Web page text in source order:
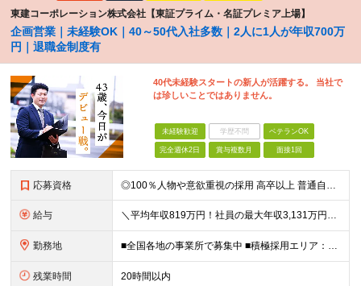
東建コーポレーション株式会社【東証プライム・名証プレミア上場】
企画営業｜未経験OK｜40～50代入社多数｜2人に1人が年収700万
円｜退職金制度有
40代未経験スタートの新人が活躍する。 当社で
は珍しいことではありません。
未経験歓迎 学歴不問 ベテランOK
完全週休2日 賞与複数月 面接1回
応募資格 ◎100％人物や意欲重視の採用 高卒以上 普通自動車第一種運転免許取得者（AT限定可） ★職歴は全く問いません！ 前向きにコツコツと向き合える方であれば結果がついてくるお仕事です。 現職・無職、正社
給与 ＼平均年収819万円！社員の最大年収3,131万円／ ＼2人に1人が年収700万円以上／ ＼5人に1人が年収1,000万円以上！／ 固定給だけで、年収524万円も可能！ インセンティブだけでなく固定給
勤務地 ■全国各地の事業所で募集中 ■積極採用エリア：東京・神奈川・埼玉・千葉・愛知 ※希望の勤務地で働ける！通勤可能な事業所を選定していきます ※地元に戻って働きたいUターン希望者も歓迎します！ ※社用車を
残業時間 20時間以内